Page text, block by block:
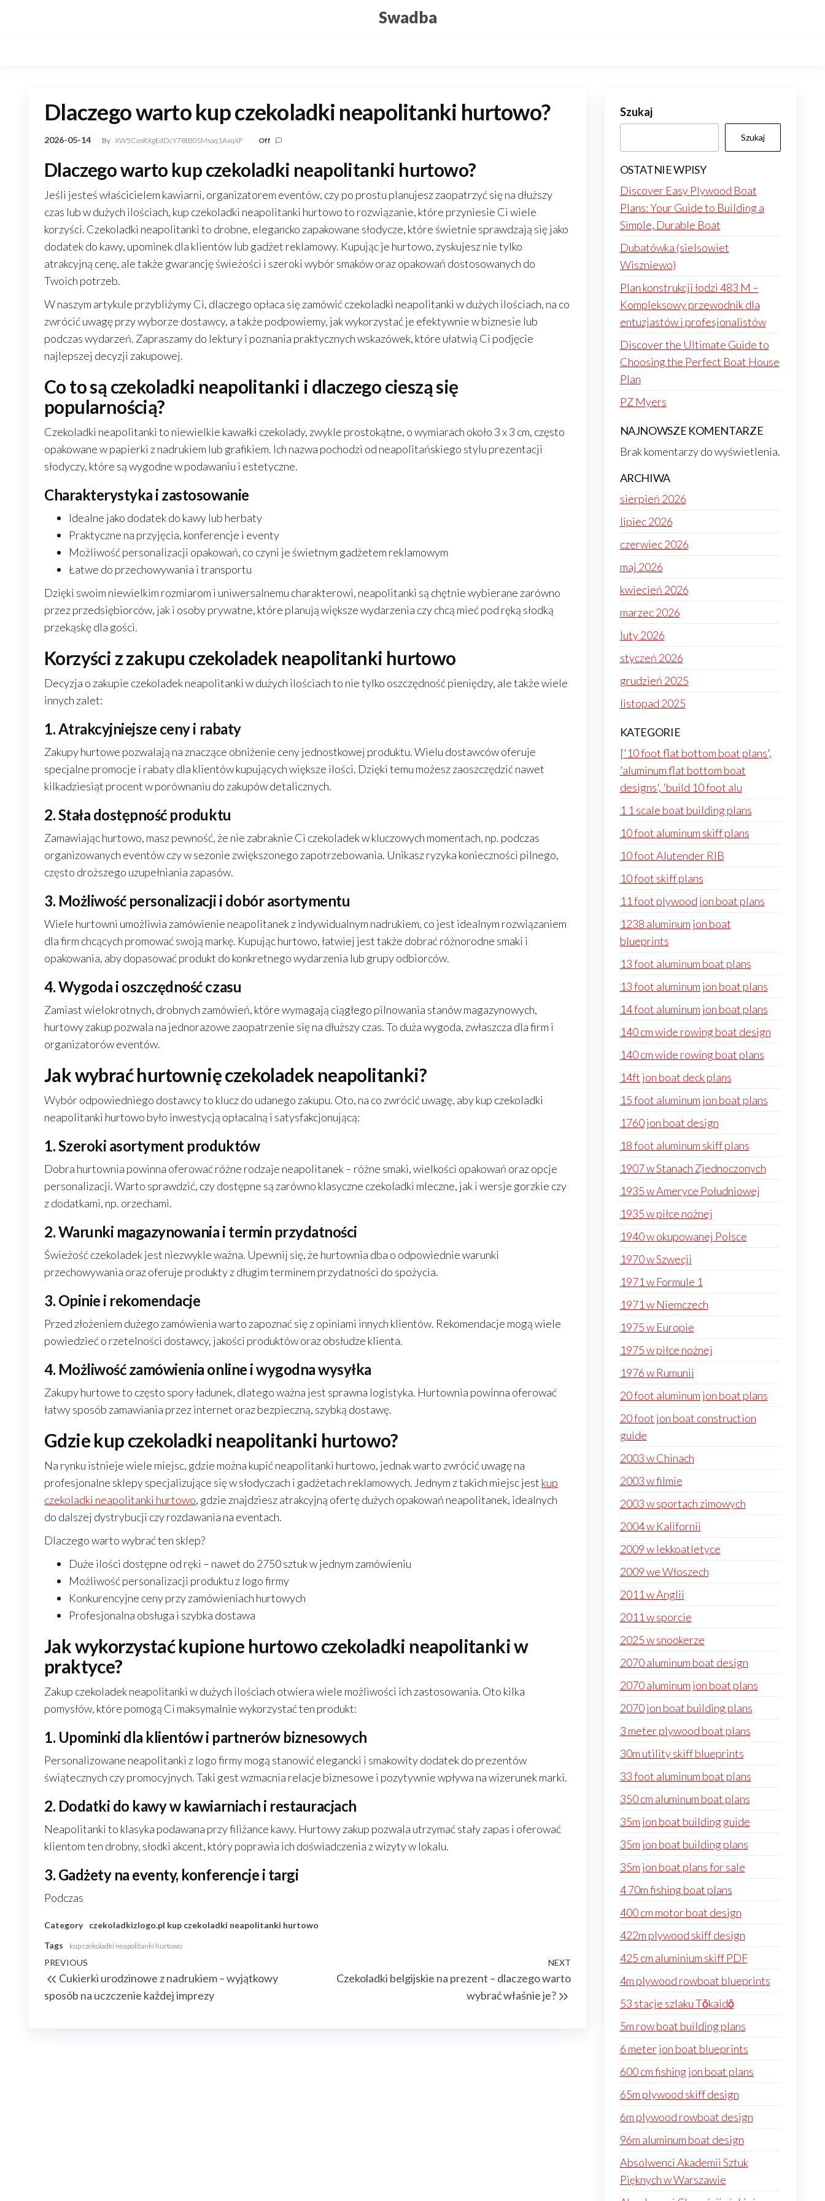
Swadba
Dlaczego warto kup czekoladki neapolitanki hurtowo?
2026-05-14 By XW5CasRXgEdDcY78tB0SMsaq1AxqXF Off
Dlaczego warto kup czekoladki neapolitanki hurtowo?
Jeśli jesteś właścicielem kawiarni, organizatorem eventów, czy po prostu planujesz zaopatrzyć się na dłuższy
czas lub w dużych ilościach, kup czekoladki neapolitanki hurtowo to rozwiązanie, które przyniesie Ci wiele
korzyści. Czekoladki neapolitanki to drobne, elegancko zapakowane słodycze, które świetnie sprawdzają się jako
dodatek do kawy, upominek dla klientów lub gadżet reklamowy. Kupując je hurtowo, zyskujesz nie tylko
atrakcyjną cenę, ale także gwarancję świeżości i szeroki wybór smaków oraz opakowań dostosowanych do
Twoich potrzeb.
W naszym artykule przybliżymy Ci, dlaczego opłaca się zamówić czekoladki neapolitanki w dużych ilościach, na co
zwrócić uwagę przy wyborze dostawcy, a także podpowiemy, jak wykorzystać je efektywnie w biznesie lub
podczas wydarzeń. Zapraszamy do lektury i poznania praktycznych wskazówek, które ułatwią Ci podjęcie
najlepszej decyzji zakupowej.
Co to są czekoladki neapolitanki i dlaczego cieszą się
popularnością?
Czekoladki neapolitanki to niewielkie kawałki czekolady, zwykle prostokątne, o wymiarach około 3 x 3 cm, często
opakowane w papierki z nadrukiem lub grafikiem. Ich nazwa pochodzi od neapolitańskiego stylu prezentacji
słodyczy, które są wygodne w podawaniu i estetyczne.
Charakterystyka i zastosowanie
Idealne jako dodatek do kawy lub herbaty
Praktyczne na przyjęcia, konferencje i eventy
Możliwość personalizacji opakowań, co czyni je świetnym gadżetem reklamowym
Łatwe do przechowywania i transportu
Dzięki swoim niewielkim rozmiarom i uniwersalnemu charakterowi, neapolitanki są chętnie wybierane zarówno
przez przedsiębiorców, jak i osoby prywatne, które planują większe wydarzenia czy chcą mieć pod ręką słodką
przekąskę dla gości.
Korzyści z zakupu czekoladek neapolitanki hurtowo
Decyzja o zakupie czekoladek neapolitanki w dużych ilościach to nie tylko oszczędność pieniędzy, ale także wiele
innych zalet:
1. Atrakcyjniejsze ceny i rabaty
Zakupy hurtowe pozwalają na znaczące obniżenie ceny jednostkowej produktu. Wielu dostawców oferuje
specjalne promocje i rabaty dla klientów kupujących większe ilości. Dzięki temu możesz zaoszczędzić nawet
kilkadziesiąt procent w porównaniu do zakupów detalicznych.
2. Stała dostępność produktu
Zamawiając hurtowo, masz pewność, że nie zabraknie Ci czekoladek w kluczowych momentach, np. podczas
organizowanych eventów czy w sezonie zwiększonego zapotrzebowania. Unikasz ryzyka konieczności pilnego,
często droższego uzupełniania zapasów.
3. Możliwość personalizacji i dobór asortymentu
Wiele hurtowni umożliwia zamówienie neapolitanek z indywidualnym nadrukiem, co jest idealnym rozwiązaniem
dla firm chcących promować swoją markę. Kupując hurtowo, łatwiej jest także dobrać różnorodne smaki i
opakowania, aby dopasować produkt do konkretnego wydarzenia lub grupy odbiorców.
4. Wygoda i oszczędność czasu
Zamiast wielokrotnych, drobnych zamówień, które wymagają ciągłego pilnowania stanów magazynowych,
hurtowy zakup pozwala na jednorazowe zaopatrzenie się na dłuższy czas. To duża wygoda, zwłaszcza dla firm i
organizatorów eventów.
Jak wybrać hurtownię czekoladek neapolitanki?
Wybór odpowiedniego dostawcy to klucz do udanego zakupu. Oto, na co zwrócić uwagę, aby kup czekoladki
neapolitanki hurtowo było inwestycją opłacalną i satysfakcjonującą:
1. Szeroki asortyment produktów
Dobra hurtownia powinna oferować różne rodzaje neapolitanek – różne smaki, wielkości opakowań oraz opcje
personalizacji. Warto sprawdzić, czy dostępne są zarówno klasyczne czekoladki mleczne, jak i wersje gorzkie czy
z dodatkami, np. orzechami.
2. Warunki magazynowania i termin przydatności
Świeżość czekoladek jest niezwykle ważna. Upewnij się, że hurtownia dba o odpowiednie warunki
przechowywania oraz oferuje produkty z długim terminem przydatności do spożycia.
3. Opinie i rekomendacje
Przed złożeniem dużego zamówienia warto zapoznać się z opiniami innych klientów. Rekomendacje mogą wiele
powiedzieć o rzetelności dostawcy, jakości produktów oraz obsłudze klienta.
4. Możliwość zamówienia online i wygodna wysyłka
Zakupy hurtowe to często spory ładunek, dlatego ważna jest sprawna logistyka. Hurtownia powinna oferować
łatwy sposób zamawiania przez internet oraz bezpieczną, szybką dostawę.
Gdzie kup czekoladki neapolitanki hurtowo?
Na rynku istnieje wiele miejsc, gdzie można kupić neapolitanki hurtowo, jednak warto zwrócić uwagę na
profesjonalne sklepy specjalizujące się w słodyczach i gadżetach reklamowych. Jednym z takich miejsc jest kup
czekoladki neapolitanki hurtowo, gdzie znajdziesz atrakcyjną ofertę dużych opakowań neapolitanek, idealnych
do dalszej dystrybucji czy rozdawania na eventach.
Dlaczego warto wybrać ten sklep?
Duże ilości dostępne od ręki – nawet do 2750 sztuk w jednym zamówieniu
Możliwość personalizacji produktu z logo firmy
Konkurencyjne ceny przy zamówieniach hurtowych
Profesjonalna obsługa i szybka dostawa
Jak wykorzystać kupione hurtowo czekoladki neapolitanki w
praktyce?
Zakup czekoladek neapolitanki w dużych ilościach otwiera wiele możliwości ich zastosowania. Oto kilka
pomysłów, które pomogą Ci maksymalnie wykorzystać ten produkt:
1. Upominki dla klientów i partnerów biznesowych
Personalizowane neapolitanki z logo firmy mogą stanowić elegancki i smakowity dodatek do prezentów
świątecznych czy promocyjnych. Taki gest wzmacnia relacje biznesowe i pozytywnie wpływa na wizerunek marki.
2. Dodatki do kawy w kawiarniach i restauracjach
Neapolitanki to klasyka podawana przy filiżance kawy. Hurtowy zakup pozwala utrzymać stały zapas i oferować
klientom ten drobny, słodki akcent, który poprawia ich doświadczenia z wizyty w lokalu.
3. Gadżety na eventy, konferencje i targi
Podczas
Category czekoladkizlogo.pl kup czekoladki neapolitanki hurtowo
Tags
kup czekoladki neapolitanki hurtowo
Nawigacja
wpisu
Previous
Post
PREVIOUS
Cukierki urodzinowe z nadrukiem – wyjątkowy
sposób na uczczenie każdej imprezy
Next
Post
NEXT
Czekoladki belgijskie na prezent – dlaczego warto
wybrać właśnie je?
Szukaj
Szukaj
OSTATNIE WPISY
Discover Easy Plywood Boat
Plans: Your Guide to Building a
Simple, Durable Boat
Dubatówka (sielsowiet
Wiszniewo)
Plan konstrukcji łodzi 483 M –
Kompleksowy przewodnik dla
entuzjastów i profesjonalistów
Discover the Ultimate Guide to
Choosing the Perfect Boat House
Plan
PZ Myers
NAJNOWSZE KOMENTARZE
Brak komentarzy do wyświetlenia.
ARCHIWA
sierpień 2026
lipiec 2026
czerwiec 2026
maj 2026
kwiecień 2026
marzec 2026
luty 2026
styczeń 2026
grudzień 2025
listopad 2025
KATEGORIE
['10 foot flat bottom boat plans',
'aluminum flat bottom boat
designs', 'build 10 foot alu
1 1 scale boat building plans
10 foot aluminum skiff plans
10 foot Alutender RIB
10 foot skiff plans
11 foot plywood jon boat plans
1238 aluminum jon boat
blueprints
13 foot aluminum boat plans
13 foot aluminum jon boat plans
14 foot aluminum jon boat plans
140 cm wide rowing boat design
140 cm wide rowing boat plans
14ft jon boat deck plans
15 foot aluminum jon boat plans
1760 jon boat design
18 foot aluminum skiff plans
1907 w Stanach Zjednoczonych
1935 w Ameryce Południowej
1935 w piłce nożnej
1940 w okupowanej Polsce
1970 w Szwecji
1971 w Formule 1
1971 w Niemczech
1975 w Europie
1975 w piłce nożnej
1976 w Rumunii
20 foot aluminum jon boat plans
20 foot jon boat construction
guide
2003 w Chinach
2003 w filmie
2003 w sportach zimowych
2004 w Kalifornii
2009 w lekkoatletyce
2009 we Włoszech
2011 w Anglii
2011 w sporcie
2025 w snookerze
2070 aluminum boat design
2070 aluminum jon boat plans
2070 jon boat building plans
3 meter plywood boat plans
30m utility skiff blueprints
33 foot aluminum boat plans
350 cm aluminum boat plans
35m jon boat building guide
35m jon boat building plans
35m jon boat plans for sale
4 70m fishing boat plans
400 cm motor boat design
422m plywood skiff design
425 cm aluminium skiff PDF
4m plywood rowboat blueprints
53 stacje szlaku Tōkaidō
5m row boat building plans
6 meter jon boat blueprints
600 cm fishing jon boat plans
65m plywood skiff design
6m plywood rowboat design
96m aluminum boat design
Absolwenci Akademii Sztuk
Pięknych w Warszawie